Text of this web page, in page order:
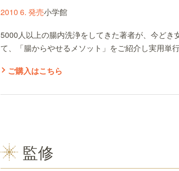
2010 6. 発売小学館
5000人以上の腸内洗浄をしてきた著者が、今どき
て、「腸からやせるメソット」をご紹介し実用単
ご購入はこちら
監修